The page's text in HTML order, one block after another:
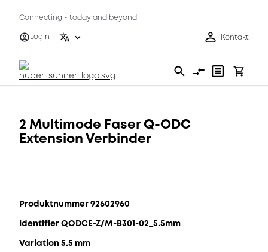
Connecting - today and beyond
Login
Kontakt
2 Multimode Faser Q-ODC
Extension Verbinder
Produktnummer 92602960
Identifier QODCE-Z/M-B301-02_5.5mm
Variation 5.5 mm